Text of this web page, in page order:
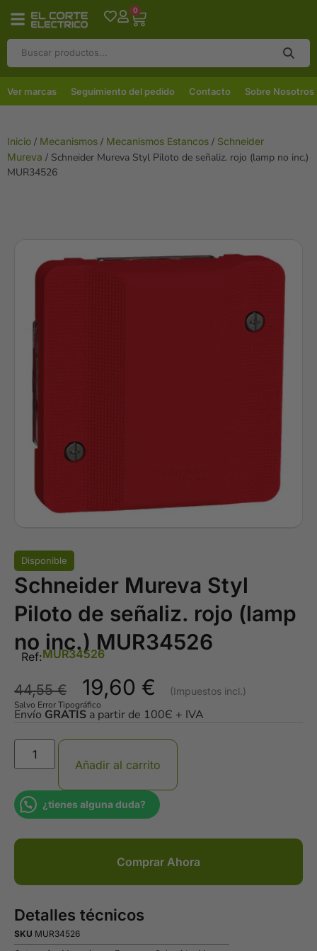
0
Ver marcas Seguimiento del pedido Contacto Sobre Nosotros
Inicio / Mecanismos / Mecanismos Estancos / Schneider
Mureva / Schneider Mureva Styl Piloto de señaliz. rojo (lamp no inc.)
MUR34526
Disponible
Schneider Mureva Styl
Piloto de señaliz. rojo (lamp
no inc.) MUR34526
Ref:MUR34526
44,55€ 19,60 €
Salvo Error Tipográfico
Envío GRATIS a partir de 100Є + IVA
Añadir al carrito
¿tienes alguna duda?
Comprar Ahora
Detalles técnicos
SKU MUR34526